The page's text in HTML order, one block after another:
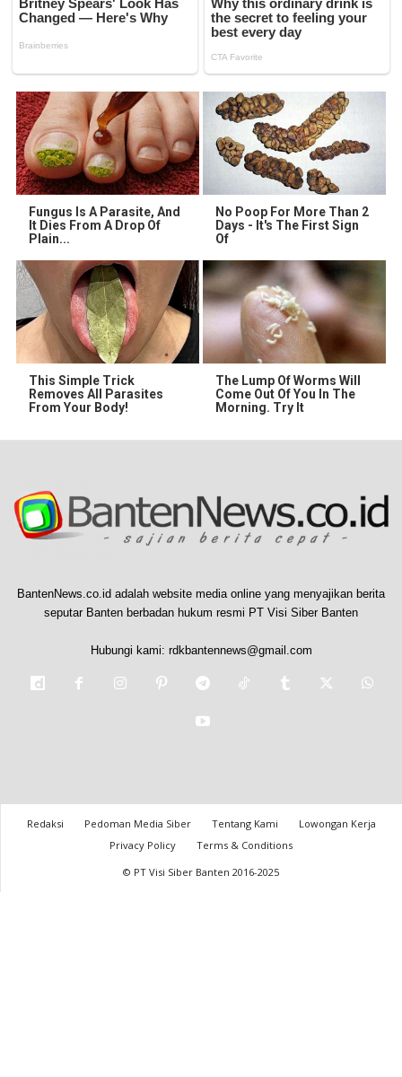
Fungus Is A Parasite, And
It Dies From A Drop Of
Plain...
No Poop For More Than 2
Days - It's The First Sign
Of
This Simple Trick
Removes All Parasites
From Your Body!
The Lump Of Worms Will
Come Out Of You In The
Morning. Try It
BantenNews.co.id adalah website media online yang menyajikan berita
seputar Banten berbadan hukum resmi PT Visi Siber Banten
Hubungi kami: rdkbantennews@gmail.com
Redaksi Pedoman Media Siber Tentang Kami
Lowongan Kerja
Privacy Policy
Terms & Conditions
© PT Visi Siber Banten 2016-2025